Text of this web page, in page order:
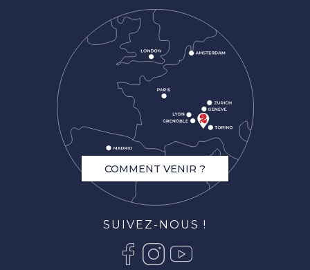
COMMENT VENIR ?
SUIVEZ-NOUS !